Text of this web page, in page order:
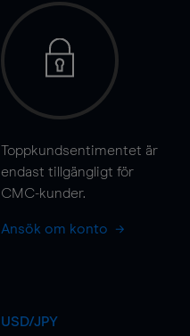
Toppkundsentimentet är
endast tillgängligt för
CMC-kunder.
Ansök om konto
USD/JPY